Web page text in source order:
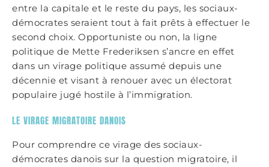
entre la capitale et le reste du pays, les sociaux-
démocrates seraient tout à fait prêts à effectuer le
second choix. Opportuniste ou non, la ligne
politique de Mette Frederiksen s’ancre en effet
dans un virage politique assumé depuis une
décennie et visant à renouer avec un électorat
populaire jugé hostile à l’immigration.
LE VIRAGE MIGRATOIRE DANOIS
Pour comprendre ce virage des sociaux-
démocrates danois sur la question migratoire, il